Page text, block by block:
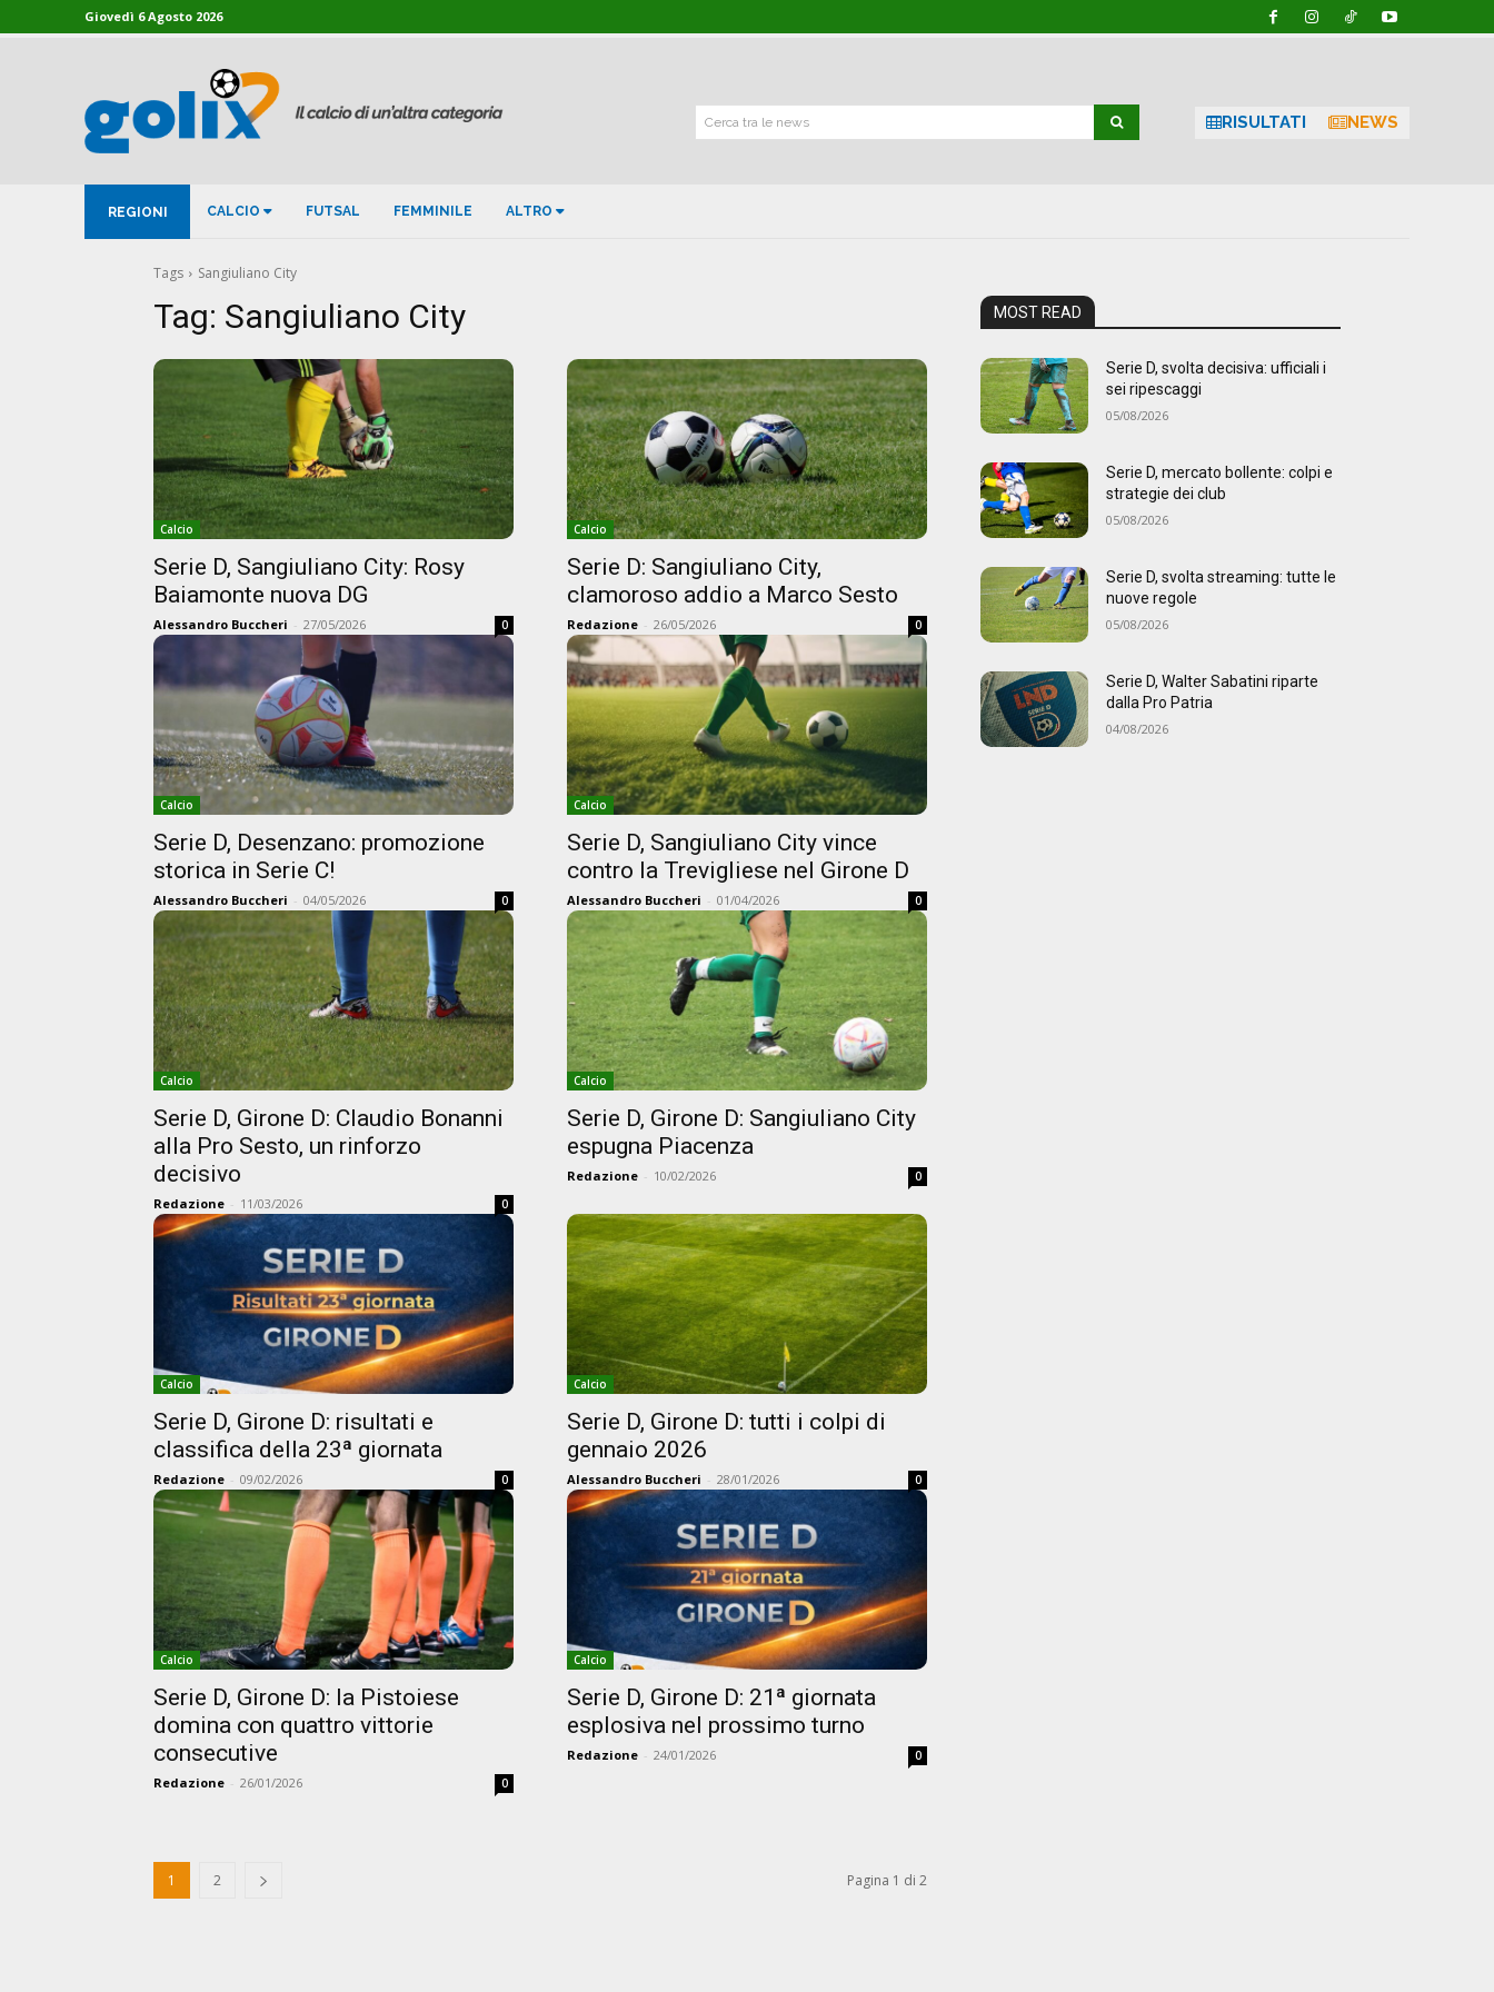
Giovedì 6 Agosto 2026
Cerca tra le news RISULTATI NEWS
REGIONI CALCIO FUTSAL FEMMINILE ALTRO
Tags Sangiuliano City
Tag: Sangiuliano City
Calcio
Serie D, Sangiuliano City: Rosy
Baiamonte nuova DG
Alessandro Buccheri - 27/05/2026 0
Calcio
Serie D: Sangiuliano City,
clamoroso addio a Marco Sesto
Redazione - 26/05/2026 0
Calcio
Serie D, Desenzano: promozione
storica in Serie C!
Alessandro Buccheri - 04/05/2026 0
Calcio
Serie D, Sangiuliano City vince
contro la Trevigliese nel Girone D
Alessandro Buccheri - 01/04/2026 0
Calcio
Serie D, Girone D: Claudio Bonanni
alla Pro Sesto, un rinforzo
decisivo
Redazione - 11/03/2026 0
Calcio
Serie D, Girone D: Sangiuliano City
espugna Piacenza
Redazione - 10/02/2026 0
Calcio
Serie D, Girone D: risultati e
classifica della 23ª giornata
Redazione - 09/02/2026 0
Calcio
Serie D, Girone D: tutti i colpi di
gennaio 2026
Alessandro Buccheri - 28/01/2026 0
Calcio
Serie D, Girone D: la Pistoiese
domina con quattro vittorie
consecutive
Redazione - 26/01/2026 0
Calcio
Serie D, Girone D: 21ª giornata
esplosiva nel prossimo turno
Redazione - 24/01/2026 0
1 2 Pagina 1 di 2
MOST READ
Serie D, svolta decisiva: ufficiali i
sei ripescaggi
05/08/2026
Serie D, mercato bollente: colpi e
strategie dei club
05/08/2026
Serie D, svolta streaming: tutte le
nuove regole
05/08/2026
Serie D, Walter Sabatini riparte
dalla Pro Patria
04/08/2026